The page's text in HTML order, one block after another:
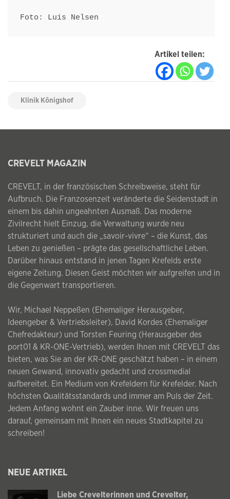
Foto: Luis Nelsen
Artikel teilen:
Klinik Königshof
CREVELT MAGAZIN
CREVELT, in der französischen Schreibweise, steht für
Aufbruch. Die Franzosenzeit veränderte die Seidenstadt in
einem bis dahin ungeahnten Ausmaß. Das moderne
Zivilrecht hielt Einzug, die Verwaltung wurde neu
strukturiert und auch die „savoir-vivre“ – die Kunst, das
Leben zu genießen – prägte das gesellschaftliche Leben.
Darüber hinaus entstand in jenen Tagen Krefelds erste
eigene Zeitung. Diesen Geist möchten wir aufgreifen und in
die Gegenwart transportieren.
Wir, Michael Neppeßen (Ehemaliger Herausgeber,
Ideengeber & Vertriebsleiter), David Kordes (Ehemaliger
Chefredakteur) und Torsten Feuring (Herausgeber des
port01 & KR-ONE-Vertrieb), werden Ihnen mit CREVELT das
bieten, was Sie an der KR-ONE geschätzt haben – in einem
neuen Gewand, innovativ gedacht und crossmedial
aufbereitet. Ein Medium von Krefeldern für Krefelder. Nach
höchsten Qualitätsstandards und immer am Puls der Zeit.
Jedem Anfang wohnt ein Zauber inne. Wir freuen uns
darauf, gemeinsam mit Ihnen ein neues Stadtkapitel zu
schreiben!
NEUE ARTIKEL
Liebe Crevelterinnen und Crevelter,